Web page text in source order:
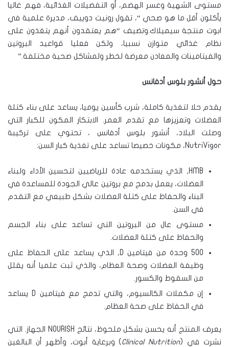
مستوى الشهية وعسر الهضم، أو التفضيلات الغذائية، فهم غاليا
يأكلون أقل ما هو صحي “، تقول رونيت دوييف، مديرة علمية في
ابوت منتجة سيميلاك.وتضيف “هم يعتقدون أنهم يتغذون على
نظام غذائي متوازن نسبيا، ولكن فعليا قواعيد البروتين
والفيتامينات والمعادن معرضة لخطر ولمشاكل صحية مختلفة.”
حول أنشور بلوس أدفانس
يقدم حلا لتغذية كاملة، شرب كأسين يوميا، يساعد على بناء كتلة
العضلات وتعزيزها مع تقدم العمر. الابتكار المكون للكبار التي
وصلت البلاد، أنشور بلوس أدفانس ، تحتوي على تركيبة
NutriVigor، مكونات خصيصا تساعد على تغذية كبار السن:
HMB, الذي يستخدمه عادة للرياضيين لتحسين الأداء ولبناء
العضلات، يعمل بدمج مع بروتين عالي الجودة للمساعدة في
البناء والحفاظ على كتلة العضلات بشكل طبيعي مع التقدم
في السن.
مستوى عال من البروتين التي تساعد على بناء الجسم
والحفاظ على كتلة العضلات.
500 وحدة من فيتامين D, الذي يساعد على الحفاظ على
وظيفة العضلات وصحة العظام، والذي ثبت علميا أنه يقلل
من السقوط والكسور.
إن مكملات الكالسيوم، والتي تدمج مع فيتامين D يساعد
في الحفاظ على صحة العظام.
يعرف المنتج أنه يحسن بشكل ملحوظ، نتائج NOURISH الجهاز. التي
نشرت في (Clinical Nutrition) وبرعاية أبوت، وأظهر أن البالغين